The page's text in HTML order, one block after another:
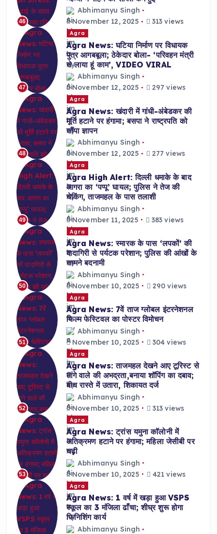
46
Abhimanyu Singh
November 12, 2025
313 views
47
Agra
Agra News: घटिया निर्माण पर विधायक
पुत्र आगबबूला; ठेकेदार बोला- ‘परिवहन मंत्री
से लाया हूं काम’, VIDEO VIRAL
Abhimanyu Singh
November 12, 2025
297 views
48
Agra
Agra News: खंदारी में गांधी-अंबेडकर की
मूर्ति हटाने पर हंगामा; बसपा ने राष्ट्रपति को
सौंपा ज्ञापन
Abhimanyu Singh
November 12, 2025
277 views
49
Agra
Agra High Alert: दिल्ली धमाके के बाद
आगरा का ‘पप्पू’ घायल; पुलिस ने तेज की
चेकिंग, ताजमहल के पास तलाशी
Abhimanyu Singh
November 11, 2025
383 views
50
Agra
Agra News: स्मारक के पास ‘लपकों’ की
दादागिरी से पर्यटक परेशान; पुलिस की आंखों के
सामने बदनामी
Abhimanyu Singh
November 10, 2025
290 views
51
Agra
Agra News: 7वें ताज ग्लोबल इंटरनेशनल
फिल्म फेस्टिवल का पोस्टर विमोचन
Abhimanyu Singh
November 10, 2025
304 views
52
Agra
Agra News: ताजमहल देखने आए टूरिस्ट से
तांगे वाले की अभद्रता,बनाया शॉपिंग का दबाव;
बीच रास्ते में उतारा, शिकायत दर्ज
Abhimanyu Singh
November 10, 2025
313 views
53
Agra
Agra News: ट्रांस यमुना कॉलोनी में
अतिक्रमण हटाने पर हंगामा; महिला जेसीबी पर
चढ़ी
Abhimanyu Singh
November 10, 2025
421 views
Agra
Agra News: 1 वर्ष में खड़ा हुआ VSPS
स्कूल का 3 मंजिला ढाँचा; शीघ्र शुरू होगा
फिनिशिंग कार्य
Abhimanyu Singh